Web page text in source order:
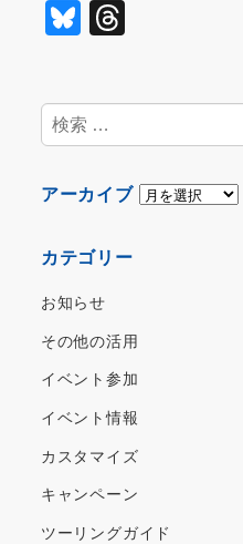
a
b
o
o
Bl
e
s
k
y
T
e
d
s
検
索
アーカイブ ア
カテゴリー
お知らせ
その他の活用
イベント参加
イベント情報
カスタマイズ
キャンペーン
ツーリングガイド